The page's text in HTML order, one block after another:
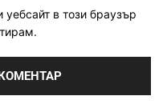
в този браузър